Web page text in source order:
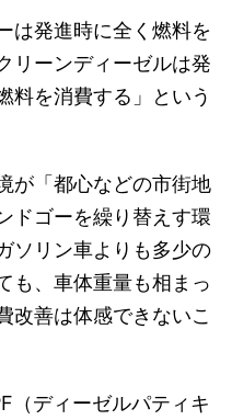
は発進時に全く燃料を
リーンディーゼルは発
料を消費する」という
が「都心などの市街地
ドゴーを繰り替えす環
ソリン車よりも多少の
も、車体重量も相まっ
改善は体感できないこ
（ディーゼルパティキ